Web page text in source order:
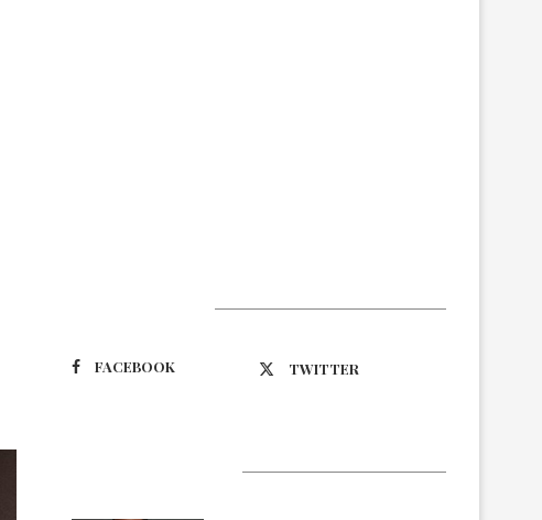
FACEBOOK TWITTER